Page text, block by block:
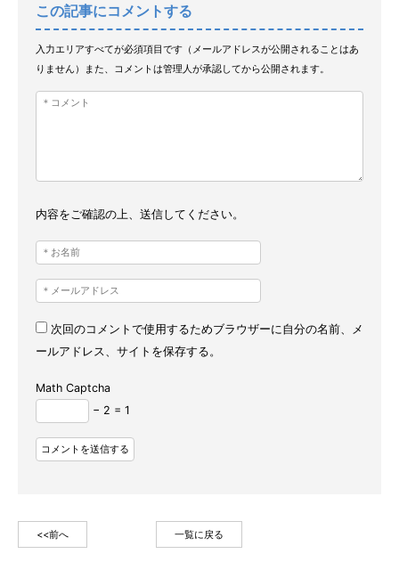
この記事にコメントする
入力エリアすべてが必須項目です（メールアドレスが公開されることはあ
りません）また、コメントは管理人が承認してから公開されます。
内容をご確認の上、送信してください。
次回のコメントで使用するためブラウザーに自分の名前、メ
ールアドレス、サイトを保存する。
Math Captcha
− 2 = 1
<<前へ 一覧に戻る